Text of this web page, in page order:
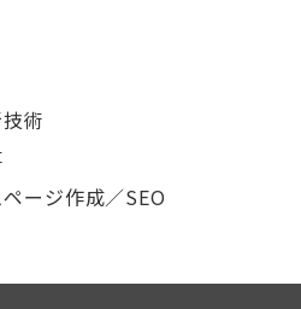
術
ージ作成／SEO